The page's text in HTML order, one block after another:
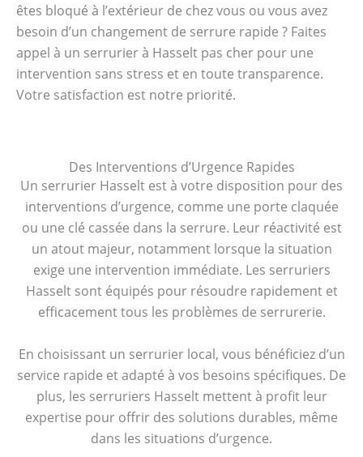
êtes bloqué à l’extérieur de chez vous ou vous avez
besoin d’un changement de serrure rapide ? Faites
appel à un serrurier à Hasselt pas cher pour une
intervention sans stress et en toute transparence.
Votre satisfaction est notre priorité.
Des Interventions d’Urgence Rapides
Un serrurier Hasselt est à votre disposition pour des
interventions d’urgence, comme une porte claquée
ou une clé cassée dans la serrure. Leur réactivité est
un atout majeur, notamment lorsque la situation
exige une intervention immédiate. Les serruriers
Hasselt sont équipés pour résoudre rapidement et
efficacement tous les problèmes de serrurerie.
En choisissant un serrurier local, vous bénéficiez d’un
service rapide et adapté à vos besoins spécifiques. De
plus, les serruriers Hasselt mettent à profit leur
expertise pour offrir des solutions durables, même
dans les situations d’urgence.